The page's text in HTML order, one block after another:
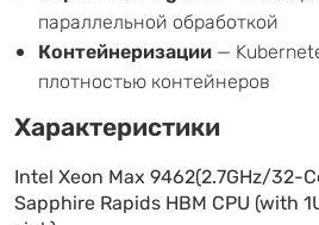
параллельной обработкой
Контейнеризации —
плотностью контейнеров
Характеристики
Intel Xeon Max 9462(2.7GHz/32-
Sapphire Rapids HBM CPU (with